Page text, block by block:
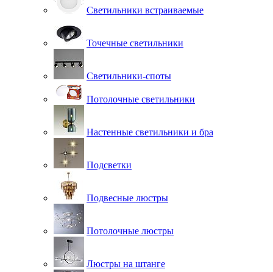
Светильники встраиваемые
Точечные светильники
Светильники-споты
Потолочные светильники
Настенные светильники и бра
Подсветки
Подвесные люстры
Потолочные люстры
Люстры на штанге